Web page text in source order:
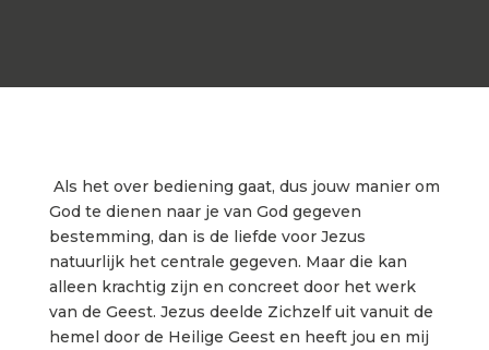
Als het over bediening gaat, dus jouw manier om
God te dienen naar je van God gegeven
bestemming, dan is de liefde voor Jezus
natuurlijk het centrale gegeven. Maar die kan
alleen krachtig zijn en concreet door het werk
van de Geest. Jezus deelde Zichzelf uit vanuit de
hemel door de Heilige Geest en heeft jou en mij